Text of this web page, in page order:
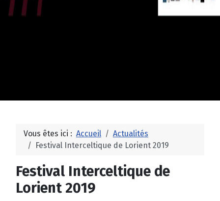
Vous êtes ici : Accueil
Actualités
Festival Interceltique de Lorient 2019
Festival Interceltique de
Lorient 2019